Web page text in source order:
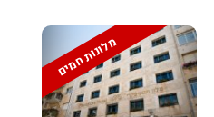
מלונות חמים